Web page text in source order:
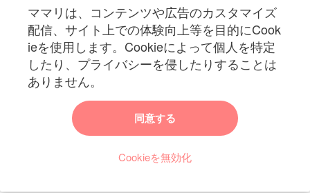
ママリは、コンテンツや広告のカスタマイズ
配信、サイト上での体験向上等を目的にCook
ieを使用します。Cookieによって個人を特定
したり、プライバシーを侵したりすることは
ありません。
同意する
Cookieを無効化
妊娠〜子育て中のお役立ち情報を配信中
ママリからのお知らせ
ママリ編集部がみなさんのご意見をもとに記事を作成させていただきま